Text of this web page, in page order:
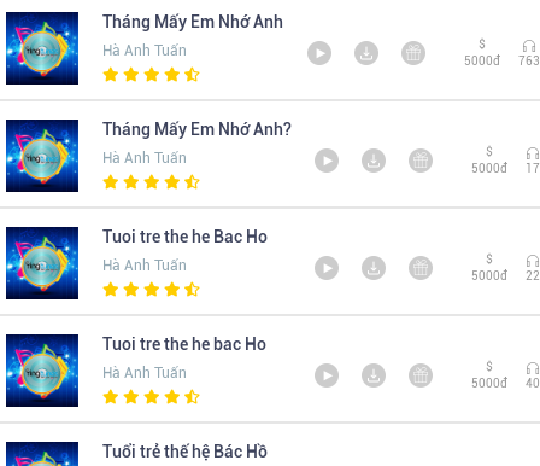
Tháng Mấy Em Nhớ Anh
Hà Anh Tuấn
$
5000đ
763
Tháng Mấy Em Nhớ Anh?
Hà Anh Tuấn
$
5000đ
17
Tuoi tre the he Bac Ho
Hà Anh Tuấn
$
5000đ
22
Tuoi tre the he bac Ho
Hà Anh Tuấn
$
5000đ
40
Tuổi trẻ thế hệ Bác Hồ